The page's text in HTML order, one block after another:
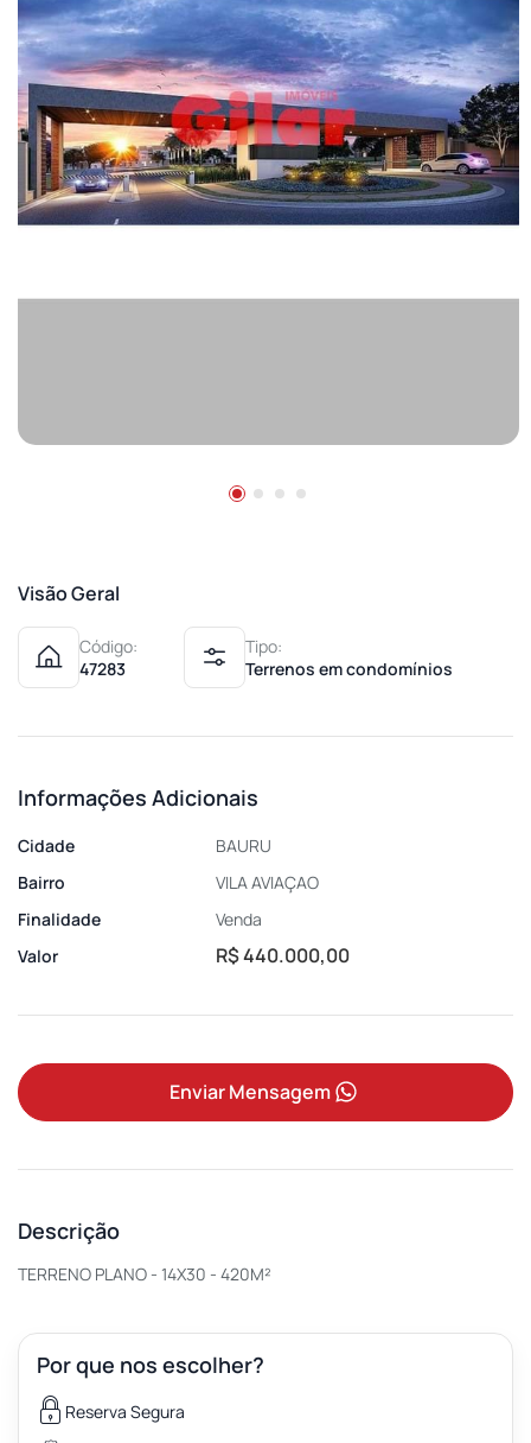
Visão Geral
Código:
47283
Tipo:
Terrenos em condomínios
Informações Adicionais
Cidade
BAURU
Bairro
VILA AVIAÇAO
Finalidade
Venda
Valor
R$ 440.000,00
Enviar Mensagem
Descrição
TERRENO PLANO - 14X30 - 420M²
Por que nos escolher?
Reserva Segura